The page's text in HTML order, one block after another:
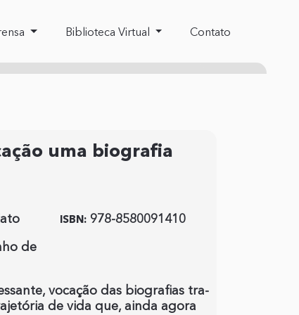
Biblioteca Virtual Contato
uma biografia
ISBN:978-8580091410
de
vocação das biografias tra-
de vida que, ainda agora